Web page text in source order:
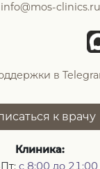
info@mos-clinics.ru
в
к врачу
Клиника:
с 8:00 до 21:00